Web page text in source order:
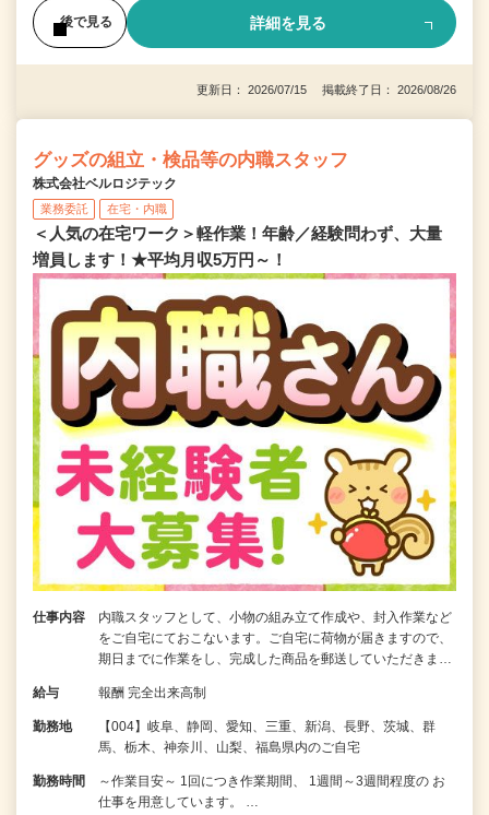
後で見る 詳細を見る
更新日： 2026/07/15 掲載終了日： 2026/08/26
グッズの組立・検品等の内職スタッフ
株式会社ベルロジテック
業務委託 在宅・内職
＜人気の在宅ワーク＞軽作業！年齢／経験問わず、大量
増員します！★平均月収5万円～！
仕事内容
内職スタッフとして、小物の組み立て作成や、封入作業など
をご自宅にておこないます。ご自宅に荷物が届きますので、
期日までに作業をし、完成した商品を郵送していただきま…
給与 報酬 完全出来高制
勤務地
【004】岐阜、静岡、愛知、三重、新潟、長野、茨城、群
馬、栃木、神奈川、山梨、福島県内のご自宅
勤務時間
～作業目安～ 1回につき作業期間、 1週間～3週間程度の お
仕事を用意しています。 …